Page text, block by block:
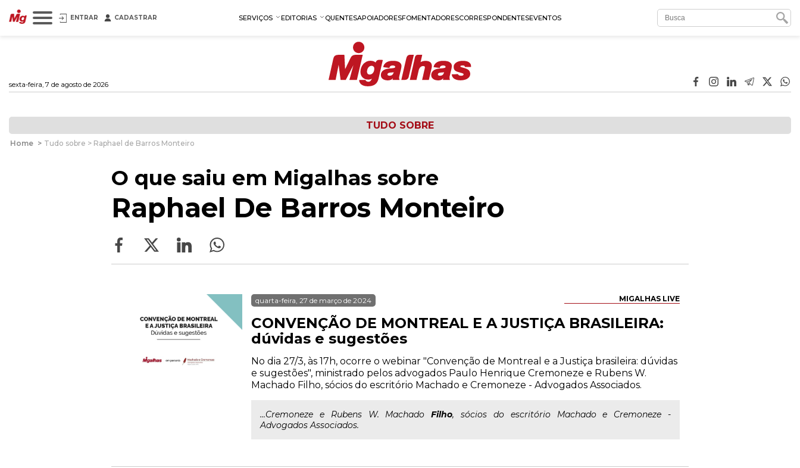
ENTRAR CADASTRAR SERVIÇOS EDITORIAS QUENTESAPOIADORESFOMENTADORESCORRESPONDENTESEVENTOS
sexta-feira, 7 de agosto de 2026
TUDO SOBRE
Home > Tudo sobre > Raphael de Barros Monteiro
O que saiu em Migalhas sobre
Raphael De Barros Monteiro
MIGALHAS LIVE
quarta-feira, 27 de março de 2024
CONVENÇÃO DE MONTREAL E A JUSTIÇA BRASILEIRA:
dúvidas e sugestões
No dia 27/3, às 17h, ocorre o webinar "Convenção de Montreal e a Justiça brasileira: dúvidas
e sugestões", ministrado pelos advogados Paulo Henrique Cremoneze e Rubens W.
Machado Filho, sócios do escritório Machado e Cremoneze - Advogados Associados.
...Cremoneze e Rubens W. MachadoFilho, sócios do escritório Machado e Cremoneze -
Advogados Associados.